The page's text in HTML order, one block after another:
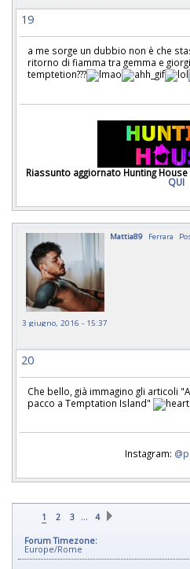
19
a me sorge un dubbio non è che
ritorno di fiamma tra gemma e
temptetion???
Riassunto aggiornato Hunting House
QUI
Mattia89 Ferrara
3 giugno, 2016 - 15:37
20
Che bello, già immagino gli articoli
pacco a Temptation Island"
Instagram:
1 2 3 … 4
Forum Timezone:
Europe/Rome